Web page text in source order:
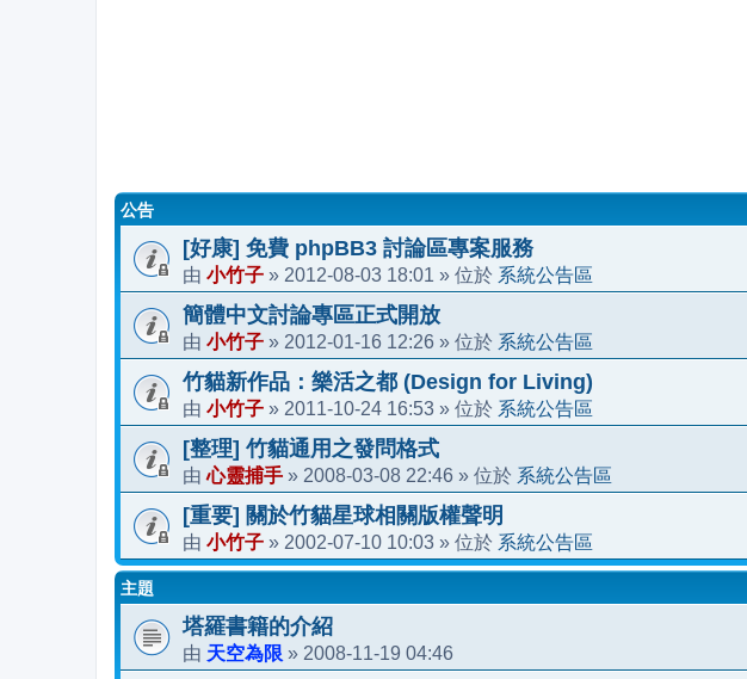
公告
[好康] 免費 phpBB3 討論區專案服務
由 小竹子 » 2012-08-03 18:01 » 位於 系統公告區
簡體中文討論專區正式開放
由 小竹子 » 2012-01-16 12:26 » 位於 系統公告區
竹貓新作品：樂活之都 (Design for Living)
由 小竹子 » 2011-10-24 16:53 » 位於 系統公告區
[整理] 竹貓通用之發問格式
由心靈捕手 » 2008-03-08 22:46 » 位於 系統公告區
[重要] 關於竹貓星球相關版權聲明
由 小竹子 » 2002-07-10 10:03 » 位於 系統公告區
主題
塔羅書籍的介紹
由 天空為限 » 2008-11-19 04:46